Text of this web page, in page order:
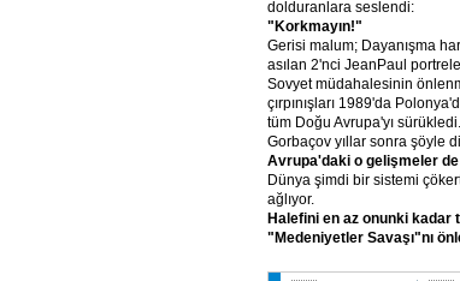
dolduranlara seslendi:
"Korkmayın!"
Gerisi malum; Dayanışma
asılan 2'nci JeanPaul
Sovyet müdahalesinin
çırpınışları 1989'da
tüm Doğu Avrupa'yı sürükledi.
Gorbaçov yıllar sonra şöyle
Avrupa'daki o gelişmeler de
Dünya şimdi bir sistemi
ağlıyor.
Halefini en az onunki kadar
"Medeniyetler Savaşı"nı